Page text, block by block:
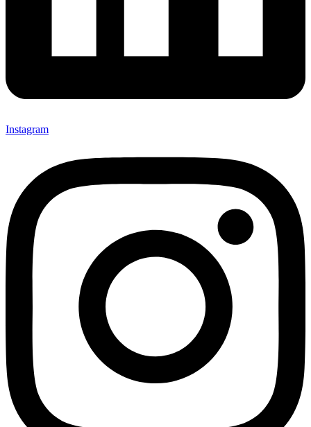
Instagram